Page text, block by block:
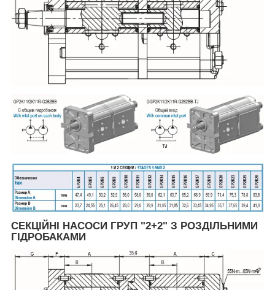
СЕКЦІЙНІ НАСОСИ ГРУП "2+2" З РОЗДІЛЬНИМИ
ГІДРОБАКАМИ